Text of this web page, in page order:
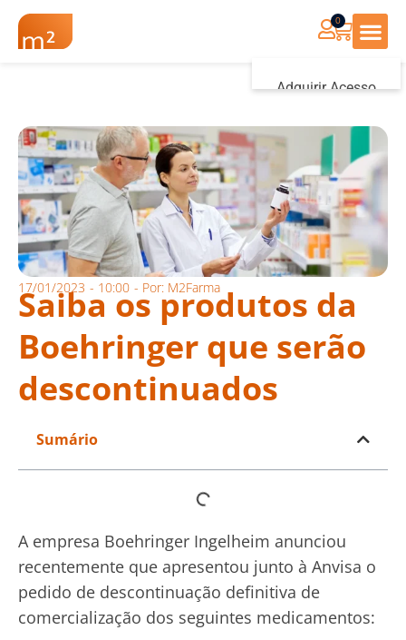
Adquirir Acesso
0
17/01/2023 - 10:00 - Por: M2Farma
Saiba os produtos da
Boehringer que serão
descontinuados
Sumário
A empresa Boehringer Ingelheim anunciou
recentemente que apresentou junto à Anvisa o
pedido de descontinuação definitiva de
comercialização dos seguintes medicamentos: